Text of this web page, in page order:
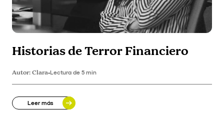
Historias de Terror Financiero
Autor:Clara•Lectura de 5 min
Leer más